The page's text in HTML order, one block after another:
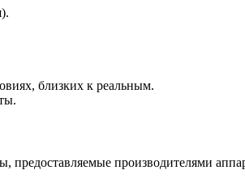
близких к реальным.
предоставляемые производителями